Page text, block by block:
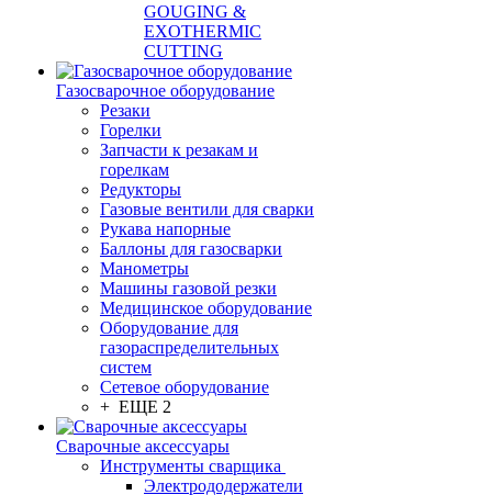
GOUGING &
EXOTHERMIC
CUTTING
Газосварочное оборудование
Резаки
Горелки
Запчасти к резакам и
горелкам
Редукторы
Газовые вентили для сварки
Рукава напорные
Баллоны для газосварки
Манометры
Машины газовой резки
Медицинское оборудование
Оборудование для
газораспределительных
систем
Сетевое оборудование
+ ЕЩЕ 2
Сварочные аксессуары
Инструменты сварщика
Электрододержатели